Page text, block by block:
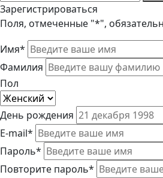
Зарегистрироваться
Поля, отмеченные "*",
Имя*
Фамилия
Пол
День рождения
E-mail*
Пароль*
Повторите пароль*